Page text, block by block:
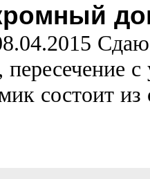
пересечение
состоит из